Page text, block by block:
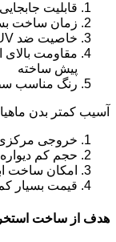
قابلیت
زمان ساخت
خاصیت ضد UV
مقاومت
پیش ساخته
رنگ مناسب
آسیب کمتر بدن
خروجی مرکزی
حجم کم
امکان ساخت ابعاد بزرگ از
قیمت بسیار
هدف از ساخت